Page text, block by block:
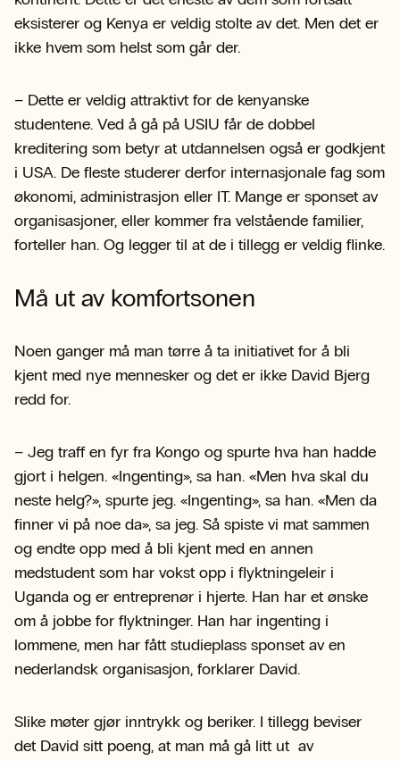
eksisterer og Kenya er veldig stolte av det. Men det er
ikke hvem som helst som går der.
– Dette er veldig attraktivt for de kenyanske
studentene. Ved å gå på USIU får de dobbel
kreditering som betyr at utdannelsen også er godkjent
i USA. De fleste studerer derfor internasjonale fag som
økonomi, administrasjon eller IT. Mange er sponset av
organisasjoner, eller kommer fra velstående familier,
forteller han. Og legger til at de i tillegg er veldig flinke.
Må ut av komfortsonen
Noen ganger må man tørre å ta initiativet for å bli
kjent med nye mennesker og det er ikke David Bjerg
redd for.
– Jeg traff en fyr fra Kongo og spurte hva han hadde
gjort i helgen. «Ingenting», sa han. «Men hva skal du
neste helg?», spurte jeg. «Ingenting», sa han. «Men da
finner vi på noe da», sa jeg. Så spiste vi mat sammen
og endte opp med å bli kjent med en annen
medstudent som har vokst opp i flyktningeleir i
Uganda og er entreprenør i hjerte. Han har et ønske
om å jobbe for flyktninger. Han har ingenting i
lommene, men har fått studieplass sponset av en
nederlandsk organisasjon, forklarer David.
Slike møter gjør inntrykk og beriker. I tillegg beviser
det David sitt poeng, at man må gå litt ut av